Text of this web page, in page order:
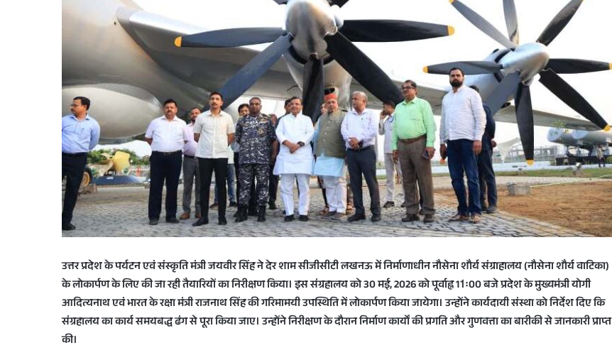
l
उत्तर प्रदेश के पर्यटन एवं संस्कृति मंत्री जयवीर सिंह ने देर शाम सीजीसीटी लखनऊ में निर्माणाधीन नौसेना शौर्य संग्राहालय (नौसेना शौर्य वाटिका)
के लोकार्पण के लिए की जा रही तैयारियों का निरीक्षण किया। इस संग्रहालय को 30 मई, 2026 को पूर्वाह्न 11ः00 बजे प्रदेश के मुख्यमंत्री योगी
आदित्यनाथ एवं भारत के रक्षा मंत्री राजनाथ सिंह की गरिमामयी उपस्थिति में लोकार्पण किया जायेगा। उन्होंने कार्यदायी संस्था को निर्देश दिए कि
संग्रहालय का कार्य समयबद्ध ढंग से पूरा किया जाए। उन्होंने निरीक्षण के दौरान निर्माण कार्यों की प्रगति और गुणवत्ता का बारीकी से जानकारी प्राप्त
की।